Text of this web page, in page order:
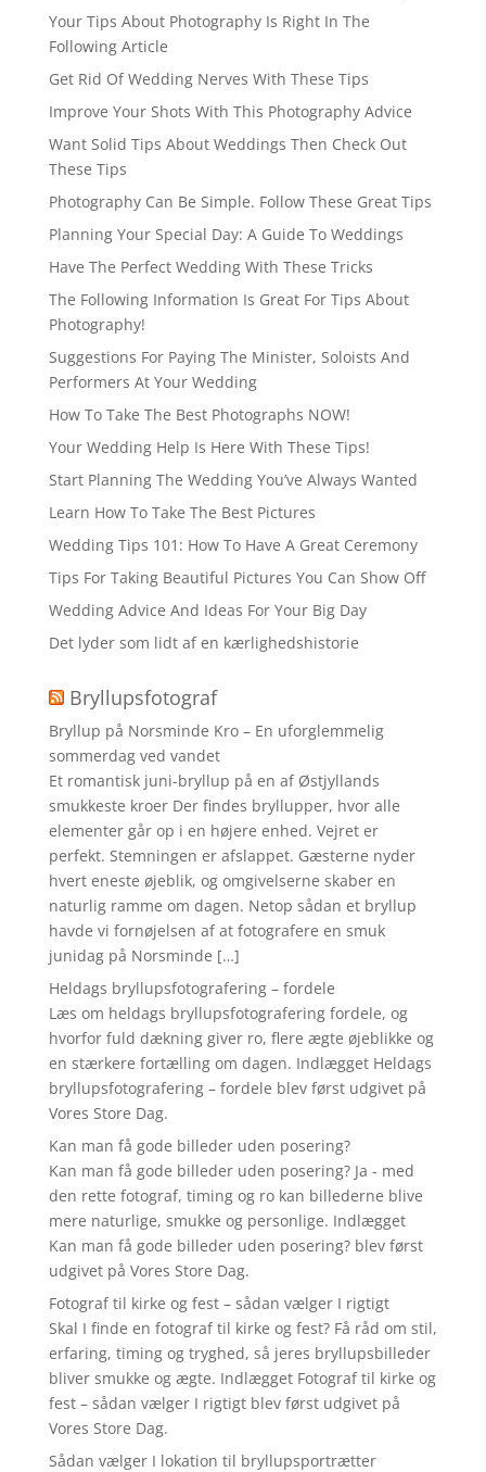
Your Tips About Photography Is Right In The
Following Article
Get Rid Of Wedding Nerves With These Tips
Improve Your Shots With This Photography Advice
Want Solid Tips About Weddings Then Check Out
These Tips
Photography Can Be Simple. Follow These Great Tips
Planning Your Special Day: A Guide To Weddings
Have The Perfect Wedding With These Tricks
The Following Information Is Great For Tips About
Photography!
Suggestions For Paying The Minister, Soloists And
Performers At Your Wedding
How To Take The Best Photographs NOW!
Your Wedding Help Is Here With These Tips!
Start Planning The Wedding You’ve Always Wanted
Learn How To Take The Best Pictures
Wedding Tips 101: How To Have A Great Ceremony
Tips For Taking Beautiful Pictures You Can Show Off
Wedding Advice And Ideas For Your Big Day
Det lyder som lidt af en kærlighedshistorie
Bryllupsfotograf
Bryllup på Norsminde Kro – En uforglemmelig
sommerdag ved vandet
Et romantisk juni-bryllup på en af Østjyllands
smukkeste kroer Der findes bryllupper, hvor alle
elementer går op i en højere enhed. Vejret er
perfekt. Stemningen er afslappet. Gæsterne nyder
hvert eneste øjeblik, og omgivelserne skaber en
naturlig ramme om dagen. Netop sådan et bryllup
havde vi fornøjelsen af at fotografere en smuk
junidag på Norsminde […]
Heldags bryllupsfotografering – fordele
Læs om heldags bryllupsfotografering fordele, og
hvorfor fuld dækning giver ro, flere ægte øjeblikke og
en stærkere fortælling om dagen. Indlægget Heldags
bryllupsfotografering – fordele blev først udgivet på
Vores Store Dag.
Kan man få gode billeder uden posering?
Kan man få gode billeder uden posering? Ja - med
den rette fotograf, timing og ro kan billederne blive
mere naturlige, smukke og personlige. Indlægget
Kan man få gode billeder uden posering? blev først
udgivet på Vores Store Dag.
Fotograf til kirke og fest – sådan vælger I rigtigt
Skal I finde en fotograf til kirke og fest? Få råd om stil,
erfaring, timing og tryghed, så jeres bryllupsbilleder
bliver smukke og ægte. Indlægget Fotograf til kirke og
fest – sådan vælger I rigtigt blev først udgivet på
Vores Store Dag.
Sådan vælger I lokation til bryllupsportrætter